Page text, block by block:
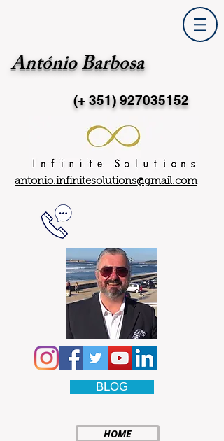
António Barbosa
(+ 351)927035152
antonio.infinitesolutions@gmail.com
BLOG
HOME